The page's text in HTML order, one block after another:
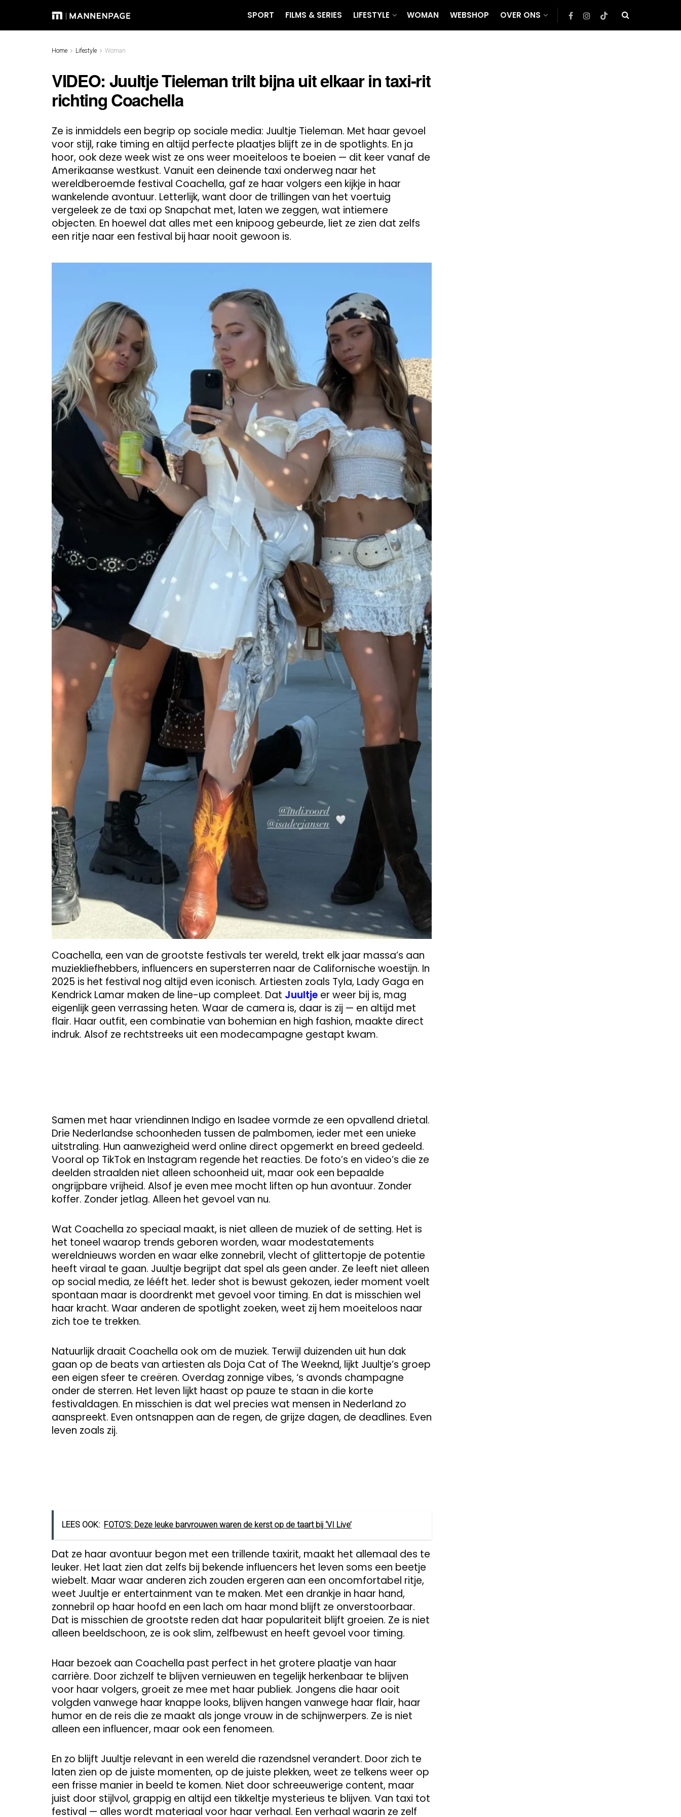
SPORT FILMS & SERIES LIFESTYLE WOMAN WEBSHOP OVER ONS
Home Lifestyle Woman
VIDEO: Juultje Tieleman trilt bijna uit elkaar in taxi-rit
richting Coachella
Ze is inmiddels een begrip op sociale media: Juultje Tieleman. Met haar gevoel
voor stijl, rake timing en altijd perfecte plaatjes blijft ze in de spotlights. En ja
hoor, ook deze week wist ze ons weer moeiteloos te boeien — dit keer vanaf de
Amerikaanse westkust. Vanuit een deinende taxi onderweg naar het
wereldberoemde festival Coachella, gaf ze haar volgers een kijkje in haar
wankelende avontuur. Letterlijk, want door de trillingen van het voertuig
vergeleek ze de taxi op Snapchat met, laten we zeggen, wat intiemere
objecten. En hoewel dat alles met een knipoog gebeurde, liet ze zien dat zelfs
een ritje naar een festival bij haar nooit gewoon is.
Coachella, een van de grootste festivals ter wereld, trekt elk jaar massa’s aan
muziekliefhebbers, influencers en supersterren naar de Californische woestijn. In
2025 is het festival nog altijd even iconisch. Artiesten zoals Tyla, Lady Gaga en
Kendrick Lamar maken de line-up compleet. Dat Juultje er weer bij is, mag
eigenlijk geen verrassing heten. Waar de camera is, daar is zij — en altijd met
flair. Haar outfit, een combinatie van bohemian en high fashion, maakte direct
indruk. Alsof ze rechtstreeks uit een modecampagne gestapt kwam.
Samen met haar vriendinnen Indigo en Isadee vormde ze een opvallend drietal.
Drie Nederlandse schoonheden tussen de palmbomen, ieder met een unieke
uitstraling. Hun aanwezigheid werd online direct opgemerkt en breed gedeeld.
Vooral op TikTok en Instagram regende het reacties. De foto’s en video’s die ze
deelden straalden niet alleen schoonheid uit, maar ook een bepaalde
ongrijpbare vrijheid. Alsof je even mee mocht liften op hun avontuur. Zonder
koffer. Zonder jetlag. Alleen het gevoel van nu.
Wat Coachella zo speciaal maakt, is niet alleen de muziek of de setting. Het is
het toneel waarop trends geboren worden, waar modestatements
wereldnieuws worden en waar elke zonnebril, vlecht of glittertopje de potentie
heeft viraal te gaan. Juultje begrijpt dat spel als geen ander. Ze leeft niet alleen
op social media, ze lééft het. Ieder shot is bewust gekozen, ieder moment voelt
spontaan maar is doordrenkt met gevoel voor timing. En dat is misschien wel
haar kracht. Waar anderen de spotlight zoeken, weet zij hem moeiteloos naar
zich toe te trekken.
Natuurlijk draait Coachella ook om de muziek. Terwijl duizenden uit hun dak
gaan op de beats van artiesten als Doja Cat of The Weeknd, lijkt Juultje’s groep
een eigen sfeer te creëren. Overdag zonnige vibes, ‘s avonds champagne
onder de sterren. Het leven lijkt haast op pauze te staan in die korte
festivaldagen. En misschien is dat wel precies wat mensen in Nederland zo
aanspreekt. Even ontsnappen aan de regen, de grijze dagen, de deadlines. Even
leven zoals zij.
LEES OOK: FOTO’S: Deze leuke barvrouwen waren de kerst op de taart bij ‘VI Live’
Dat ze haar avontuur begon met een trillende taxirit, maakt het allemaal des te
leuker. Het laat zien dat zelfs bij bekende influencers het leven soms een beetje
wiebelt. Maar waar anderen zich zouden ergeren aan een oncomfortabel ritje,
weet Juultje er entertainment van te maken. Met een drankje in haar hand,
zonnebril op haar hoofd en een lach om haar mond blijft ze onverstoorbaar.
Dat is misschien de grootste reden dat haar populariteit blijft groeien. Ze is niet
alleen beeldschoon, ze is ook slim, zelfbewust en heeft gevoel voor timing.
Haar bezoek aan Coachella past perfect in het grotere plaatje van haar
carrière. Door zichzelf te blijven vernieuwen en tegelijk herkenbaar te blijven
voor haar volgers, groeit ze mee met haar publiek. Jongens die haar ooit
volgden vanwege haar knappe looks, blijven hangen vanwege haar flair, haar
humor en de reis die ze maakt als jonge vrouw in de schijnwerpers. Ze is niet
alleen een influencer, maar ook een fenomeen.
En zo blijft Juultje relevant in een wereld die razendsnel verandert. Door zich te
laten zien op de juiste momenten, op de juiste plekken, weet ze telkens weer op
een frisse manier in beeld te komen. Niet door schreeuwerige content, maar
juist door stijlvol, grappig en altijd een tikkeltje mysterieus te blijven. Van taxi tot
festival — alles wordt materiaal voor haar verhaal. Een verhaal waarin ze zelf